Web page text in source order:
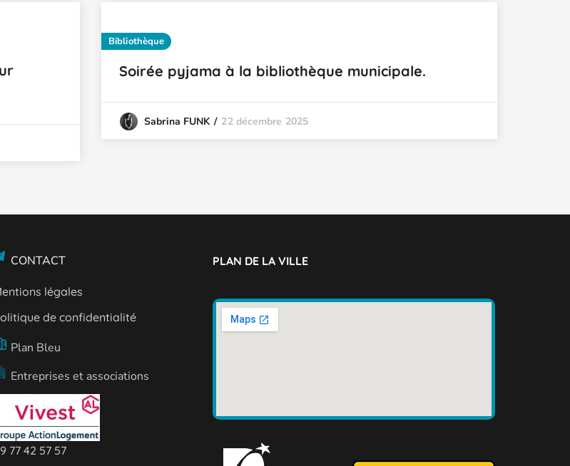
Bibliothèque
Soirée pyjama à la bibliothèque municipale.
Sabrina FUNK 22 décembre 2025
CONTACT
légales
de confidentialité
Plan Bleu
Entreprises et associations
77 42 57 57
PLAN DE LA VILLE